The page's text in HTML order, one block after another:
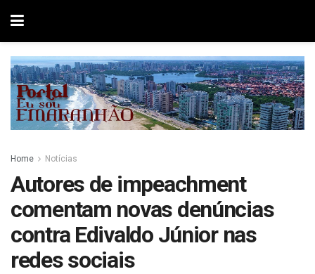
Home Notícias
Autores de impeachment
comentam novas denúncias
contra Edivaldo Júnior nas
redes sociais